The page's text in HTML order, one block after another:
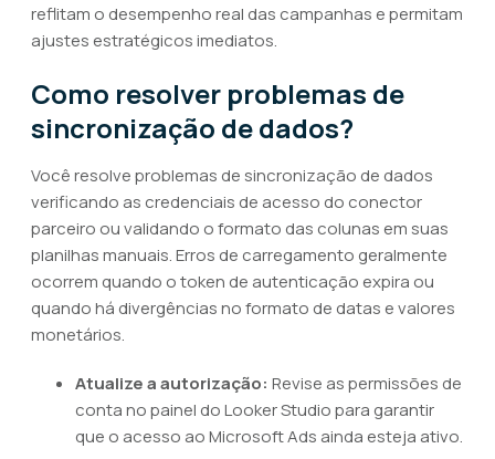
reflitam o desempenho real das campanhas e permitam
ajustes estratégicos imediatos.
Como resolver problemas de
sincronização de dados?
Você resolve problemas de sincronização de dados
verificando as credenciais de acesso do conector
parceiro ou validando o formato das colunas em suas
planilhas manuais. Erros de carregamento geralmente
ocorrem quando o token de autenticação expira ou
quando há divergências no formato de datas e valores
monetários.
Atualize a autorização: Revise as permissões de
conta no painel do Looker Studio para garantir
que o acesso ao Microsoft Ads ainda esteja ativo.